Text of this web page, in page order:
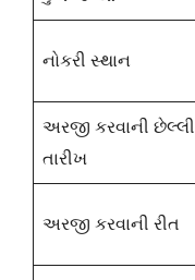
નોકરી સ્થાન
અરજી કરવાની છેલ્લી
તારીખ
અરજી કરવાની રીત